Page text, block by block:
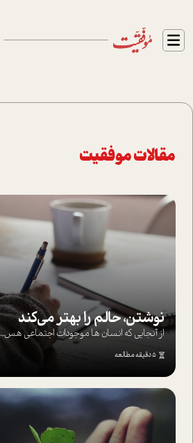
مقالات موفقیت
نوشتن، حالم را بهتر می‌کند
از آنجایی که انسان ها موجودات اجتماعی هس...
5 دقیقه مطالعه